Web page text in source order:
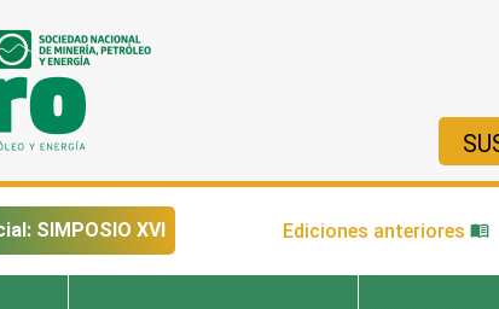
SIMPOSIO XVI Ediciones anteriores